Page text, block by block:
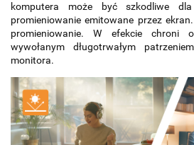
komputera może być szkodliwe
promieniowanie emitowane przez
promieniowanie. W efekcie chroni
wywołanym długotrwałym
monitora.